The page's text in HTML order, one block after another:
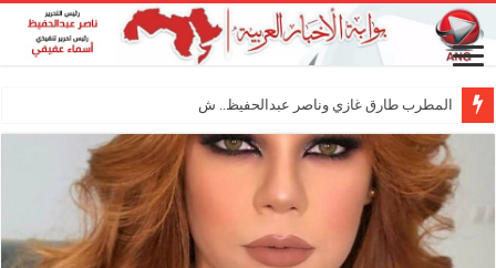
المطرب طارق غازي وناصر عبدالحفيظ.. شراكة فنية